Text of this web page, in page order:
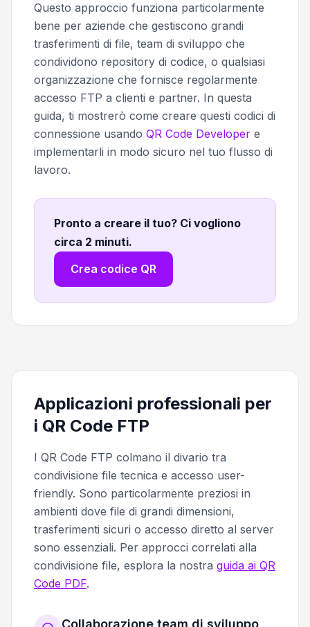
Questo approccio funziona particolarmente
bene per aziende che gestiscono grandi
trasferimenti di file, team di sviluppo che
condividono repository di codice, o qualsiasi
organizzazione che fornisce regolarmente
accesso FTP a clienti e partner. In questa
guida, ti mostrerò come creare questi codici di
connessione usando QR Code Developer e
implementarli in modo sicuro nel tuo flusso di
lavoro.
Pronto a creare il tuo? Ci vogliono
circa 2 minuti.
Crea codice QR
Applicazioni professionali per
i QR Code FTP
I QR Code FTP colmano il divario tra
condivisione file tecnica e accesso user-
friendly. Sono particolarmente preziosi in
ambienti dove file di grandi dimensioni,
trasferimenti sicuri o accesso diretto al server
sono essenziali. Per approcci correlati alla
condivisione file, esplora la nostra guida ai QR
Code PDF.
Collaborazione team di sviluppo